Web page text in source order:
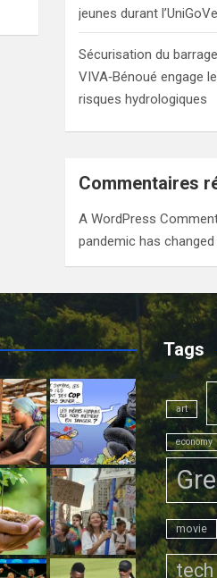
jeunes durant
Sécurisation du
VIVA‑Bénoué engage
risques hydrologiques
Commentaires
A WordPress
pandemic has
Tags
art
economy
movie
tech